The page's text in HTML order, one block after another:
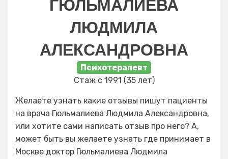
ГЮЛЬМАЛИЕВА
ЛЮДМИЛА
АЛЕКСАНДРОВНА
Психотерапевт
Стаж с 1991 (35 лет)
Желаете узнать какие отзывы пишут пациенты
на врача Гюльмалиева Людмила Александровна,
или хотите сами написать отзыв про него? А,
может быть вы желаете узнать где принимает в
Москве доктор Гюльмалиева Людмила